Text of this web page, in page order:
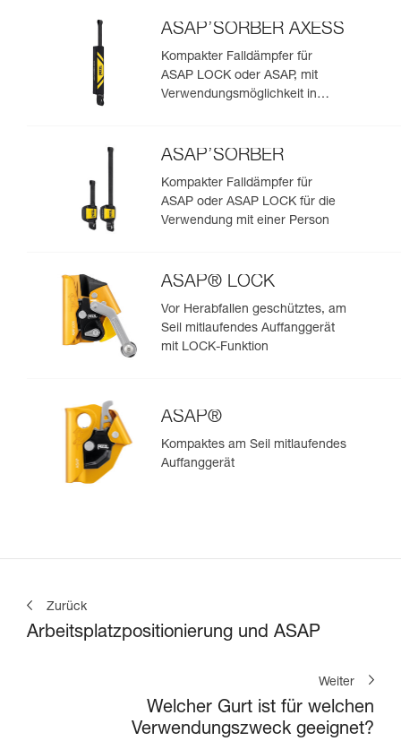
ASAP’SORBER AXESS
Kompakter Falldämpfer für
ASAP LOCK oder ASAP, mit
Verwendungsmöglichkeit in
ASAP’SORBER
Kompakter Falldämpfer für
ASAP oder ASAP LOCK für die
Verwendung mit einer Person
ASAP® LOCK
Vor Herabfallen geschütztes, am
Seil mitlaufendes Auffanggerät
mit LOCK-Funktion
ASAP®
Kompaktes am Seil mitlaufendes
Auffanggerät
Zurück
Arbeitsplatzpositionierung und ASAP
Weiter
Welcher Gurt ist für welchen
Verwendungszweck geeignet?